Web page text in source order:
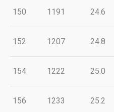
150 1191 24.6
152 1207 24.8
154 1222 25.0
156 1233 25.2